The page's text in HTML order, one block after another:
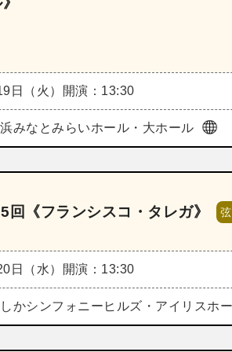
日（火） 開演：13:30
みなとみらいホール・大ホール
《フランシスコ・タレガ》
日（水） 開演：13:30
かシンフォニーヒルズ・アイリスホ